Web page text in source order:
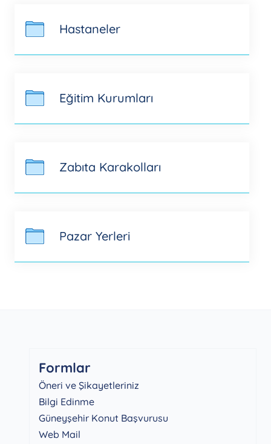
Hastaneler
Eğitim Kurumları
Zabıta Karakolları
Pazar Yerleri
Formlar
Öneri ve Şikayetleriniz
Bilgi Edinme
Güneyşehir Konut Başvurusu
Web Mail